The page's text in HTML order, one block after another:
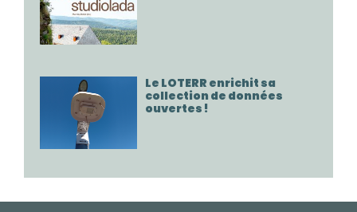
Le LOTERR enrichit sa
collection de données
ouvertes !